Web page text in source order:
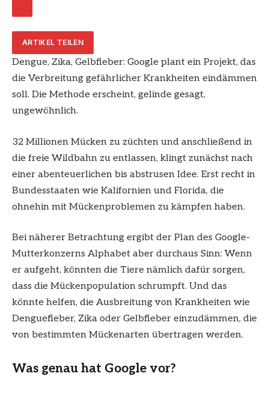
ARTIKEL TEILEN
Dengue, Zika, Gelbfieber: Google plant ein Projekt, das
die Verbreitung gefährlicher Krankheiten eindämmen
soll. Die Methode erscheint, gelinde gesagt,
ungewöhnlich.
32 Millionen Mücken zu züchten und anschließend in
die freie Wildbahn zu entlassen, klingt zunächst nach
einer abenteuerlichen bis abstrusen Idee. Erst recht in
Bundesstaaten wie Kalifornien und Florida, die
ohnehin mit Mückenproblemen zu kämpfen haben.
Bei näherer Betrachtung ergibt der Plan des Google-
Mutterkonzerns Alphabet aber durchaus Sinn: Wenn
er aufgeht, könnten die Tiere nämlich dafür sorgen,
dass die Mückenpopulation schrumpft. Und das
könnte helfen, die Ausbreitung von Krankheiten wie
Denguefieber, Zika oder Gelbfieber einzudämmen, die
von bestimmten Mückenarten übertragen werden.
Was genau hat Google vor?